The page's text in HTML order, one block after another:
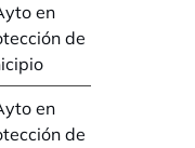
en
de
en
de